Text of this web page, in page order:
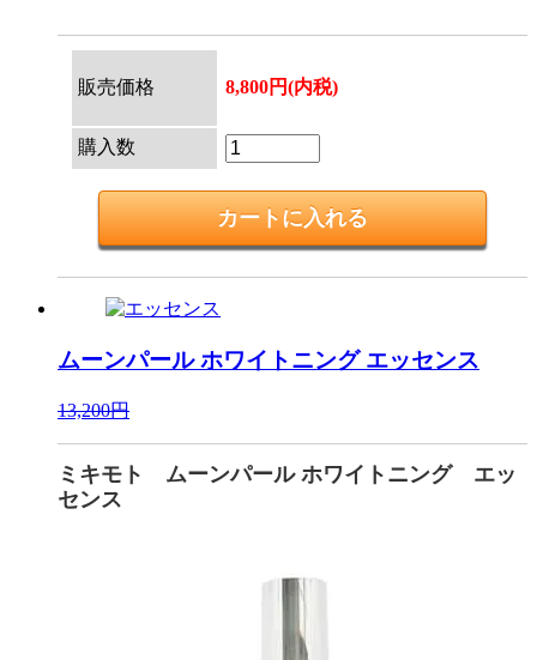
販売価格 8,800円(内税)
購入数
ムーンパール ホワイトニング エッセンス
13,200円
ミキモト ムーンパール ホワイトニング エッ
センス